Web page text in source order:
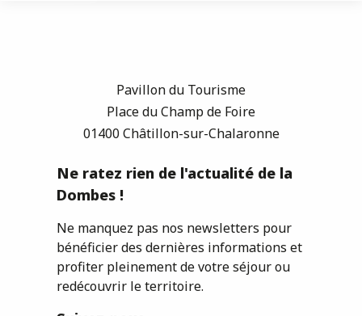
Pavillon du Tourisme
Place du Champ de Foire
01400 Châtillon-sur-Chalaronne
Ne ratez rien de l'actualité de la
Dombes !
Ne manquez pas nos newsletters pour
bénéficier des dernières informations et
profiter pleinement de votre séjour ou
redécouvrir le territoire.